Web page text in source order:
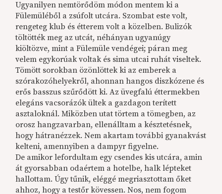
Ugyanilyen nemtörődöm módon mentem ki a
Fülemüléből a zsúfolt utcára. Szombat este volt,
rengeteg klub és étterem volt a közelben. Bulizók
töltötték meg az utcát, néhányan ugyanúgy
kiöltözve, mint a Fülemüle vendégei; páran meg
velem egykorúak voltak és sima utcai ruhát viseltek.
Tömött sorokban özönlöttek ki az emberek a
szórakozóhelyekről, ahonnan hangos diszkózene és
erős basszus szűrődött ki. Az üvegfalú éttermekben
elegáns vacsorázók ültek a gazdagon terített
asztaloknál. Miközben utat törtem a tömegben, az
orosz hangzavarban, ellenálltam a késztetésnek,
hogy hátranézzek. Nem akartam további gyanakvást
kelteni, amennyiben a dampyr figyelne.
De amikor lefordultam egy csendes kis utcára, amin
át gyorsabban odaértem a hotelbe, halk lépteket
hallottam. Úgy tűnik, eléggé megriasztottam őket
ahhoz, hogy a testőr kövessen. Nos, nem fogom